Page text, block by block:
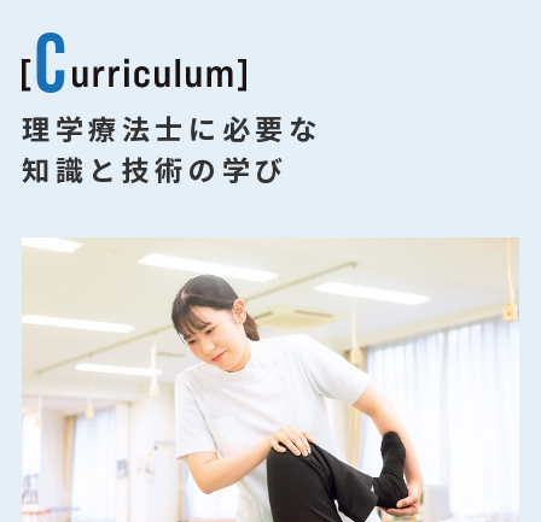
理学療法士に必要な
知識と技術の学び